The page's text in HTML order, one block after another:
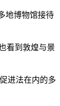
地博物馆接待
看到敦煌与景
进法在内的多